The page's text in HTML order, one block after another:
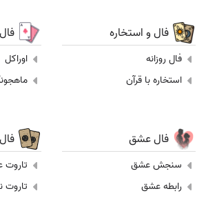
فال و استخاره
فال روزانه
استخاره با قرآن
اوراکل
ماهجونگ 3
فال عشق
سنجش عشق
رابطه عشق
تاروت